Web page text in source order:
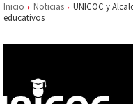
Inicio Noticias
UNICOC y
educativos